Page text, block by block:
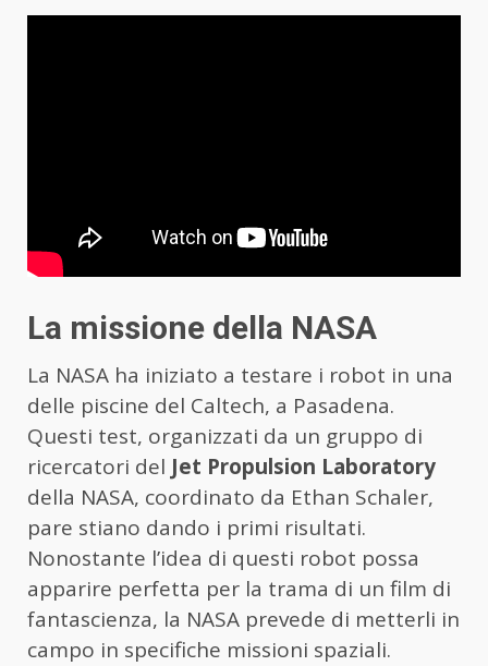
La missione della NASA
La NASA ha iniziato a testare i robot in una
delle piscine del Caltech, a Pasadena.
Questi test, organizzati da un gruppo di
ricercatori del Jet Propulsion Laboratory
della NASA, coordinato da Ethan Schaler,
pare stiano dando i primi risultati.
Nonostante l’idea di questi robot possa
apparire perfetta per la trama di un film di
fantascienza, la NASA prevede di metterli in
campo in specifiche missioni spaziali.